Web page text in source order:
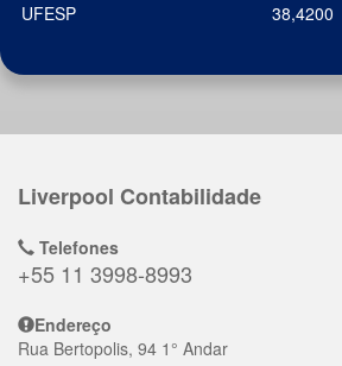
UFESP
38,4200
Liverpool Contabilidade
Telefones
+55 11 3998-8993
Endereço
Rua Bertopolis, 94 1° Andar